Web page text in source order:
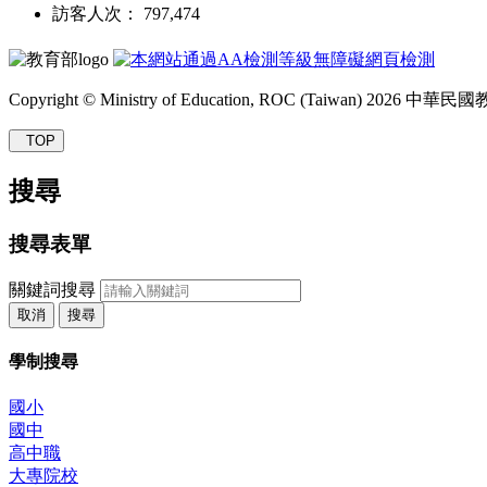
訪客人次： 797,474
Copyright © Ministry of Education, ROC (Taiwan) 2026 中華民國
TOP
搜尋
搜尋表單
關鍵詞搜尋
取消 搜尋
學制搜尋
國小
國中
高中職
大專院校